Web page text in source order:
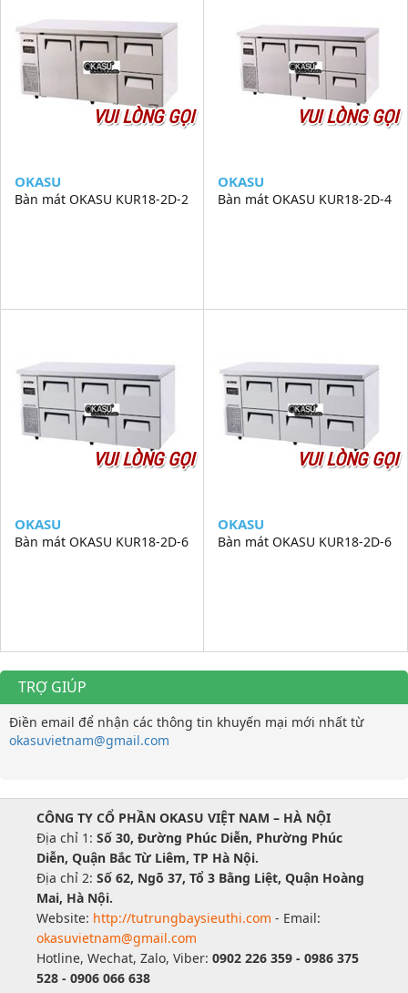
VUI LÒNG GỌI
OKASU
Bàn mát OKASU KUR18-2D-2
VUI LÒNG GỌI
OKASU
Bàn mát OKASU KUR18-2D-4
VUI LÒNG GỌI
OKASU
Bàn mát OKASU KUR18-2D-6
VUI LÒNG GỌI
OKASU
Bàn mát OKASU KUR18-2D-6
TRỢ GIÚP
Điền email để nhận các thông tin khuyến mại mới nhất từ
okasuvietnam@gmail.com
CÔNG TY CỔ PHẦN OKASU VIỆT NAM – HÀ NỘI
Địa chỉ 1: Số 30, Đường Phúc Diễn, Phường Phúc
Diễn, Quận Bắc Từ Liêm, TP Hà Nội.
Địa chỉ 2: Số 62, Ngõ 37, Tổ 3 Bằng Liệt, Quận Hoàng
Mai, Hà Nội.
Website: http://tutrungbaysieuthi.com - Email:
okasuvietnam@gmail.com
Hotline, Wechat, Zalo, Viber: 0902 226 359 - 0986 375
528 - 0906 066 638